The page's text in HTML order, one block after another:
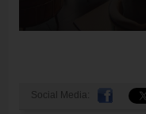
Social Media: